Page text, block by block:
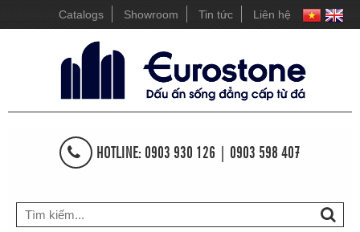
Catalogs Showroom Tin tức Liên hệ
HOTLINE: 0903 930 126 | 0903 598 407